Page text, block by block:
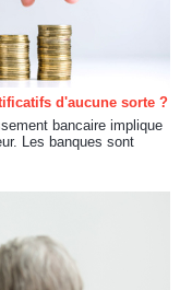
d'aucune sorte ?
bancaire implique
Les banques sont